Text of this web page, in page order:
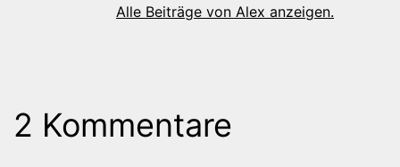
Alle Beiträge von Alex anzeigen.
2 Kommentare